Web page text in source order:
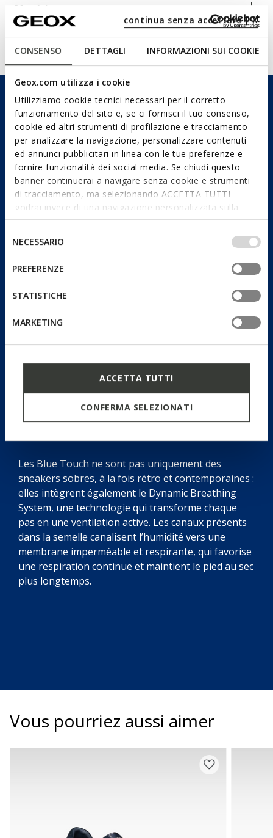
CONSENSO DETTAGLI INFORMAZIONI SUI COOKIE
Geox.com utilizza i cookie
Utilizziamo cookie tecnici necessari per il corretto
funzionamento del sito e, se ci fornisci il tuo consenso,
cookie ed altri strumenti di profilazione e tracciamento
per analizzare la navigazione, personalizzare contenuti
ed annunci pubblicitari in linea con le tue preferenze e
fornire funzionalità dei social media. Se chiudi questo
banner continuerai a navigare senza cookie e strumenti
di tracciamento, ma selezionando ACCETTA TUTTI
godrai invece di una navigazione personalizzata sulla
base dei tuoi gusti ed interessi. Selezionando
IMPOSTAZIONI potrai anche scegliere quali cookies ed
altri strumenti di tracciamento autorizzare. Per maggiori
informazioni o per modificare in qualsiasi momento le
tue impostazioni, visita la nostra
consenso
NECESSARIO
PREFERENZE
STATISTICHE
MARKETING
ACCETTA TUTTI
CONFERMA SELEZIONATI
continua senza accettare | X
Matériaux
Dynamic Breathing System
Les Blue Touch ne sont pas uniquement des
sneakers sobres, à la fois rétro et contemporaines :
elles intègrent également le Dynamic Breathing
System, une technologie qui transforme chaque
pas en une ventilation active. Les canaux présents
dans la semelle canalisent l’humidité vers une
membrane imperméable et respirante, qui favorise
une respiration continue et maintient le pied au sec
plus longtemps.
Vous pourriez aussi aimer